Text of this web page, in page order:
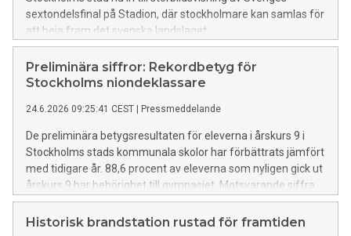
sextondelsfinal på Stadion, där stockholmare kan samlas för
att heja fram det svenska landslaget.
Preliminära siffror: Rekordbetyg för
Stockholms niondeklassare
24.6.2026 09:25:41 CEST Pressmeddelande
De preliminära betygsresultaten för eleverna i årskurs 9 i
Stockholms stads kommunala skolor har förbättrats jämfört
med tidigare år. 88,6 procent av eleverna som nyligen gick ut
årskurs 9 har behörighet till gymnasiet. Motsvarande siffra
vid samma tid förra året var 87,3 procent. Behörigheten har
inte varit så här hög sedan nuvarande betygssystem
Historisk brandstation rustad för framtiden